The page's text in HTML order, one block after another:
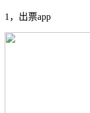
1，出票app